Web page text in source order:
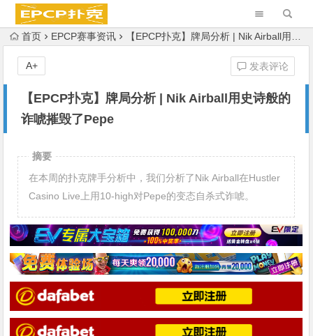
首页 EPCP赛事资讯 【EPCP扑克】牌局分析 | Nik Airball用史诗般的诈唬摧毁了Pepe
【EPCP扑克】牌局分析 | Nik Airball用史诗般的
诈唬摧毁了Pepe
发表评论
A+
摘要
在本周的扑克牌手分析中，我们分析了Nik Airball在Hustler
Casino Live上用10-high对Pepe的变态自杀式诈唬。